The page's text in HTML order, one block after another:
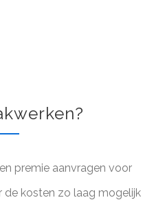
premie aanvragen voor
de kosten zo laag mogelijk